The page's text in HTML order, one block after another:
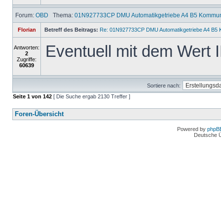
Forum: OBD Thema: 01N927733CP DMU Automatikgetriebe A4 B5
Florian Betreff des Beitrags: Re: 01N927733CP DMU Automatikgetriebe A4 B5
Antworten:
2
Zugriffe:
60639
Eventuell mit dem Wert
Sortiere nach:
Seite 1 von 142 [ Die Suche ergab 2130 Treffer ]
Foren-Übersicht
Powered by
Deutsche